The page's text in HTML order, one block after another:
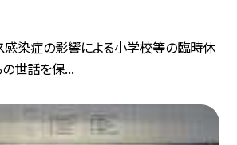
感染症の影響による小学校等の臨時休
世話を保...